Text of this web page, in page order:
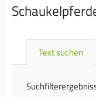
Text suchen